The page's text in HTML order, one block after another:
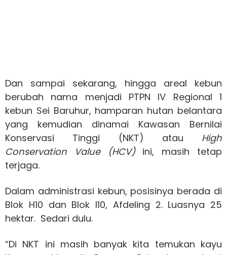
Dan sampai sekarang, hingga areal kebun
berubah nama menjadi PTPN IV Regional 1
kebun Sei Baruhur, hamparan hutan belantara
yang kemudian dinamai Kawasan Bernilai
Konservasi Tinggi (NKT) atau High
Conservation Value (HCV)ini, masih tetap
terjaga.
Dalam administrasi kebun, posisinya berada di
Blok H10 dan Blok I10, Afdeling 2. Luasnya 25
hektar. Sedari dulu.
“Di NKT ini masih banyak kita temukan kayu